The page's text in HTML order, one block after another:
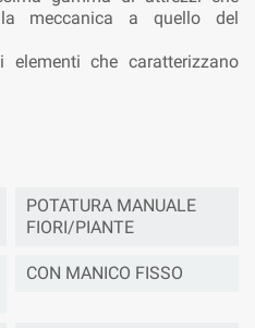
meccanica a quello del
che caratterizzano
POTATURA MANUALE
FIORI/PIANTE
CON MANICO FISSO